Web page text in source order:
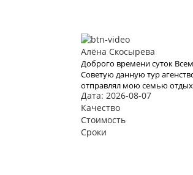
Алёна Скосырева
Доброго времени суток
Советую данную тур
отправлял мою семью
один раз Тур в Казань на 2
начале 2020 года, и второй раз
решили полететь на моря а
в Турцию, все понравилось,
рекомендовать.
Дата: 2026-08-07
Качество
Стоимость
Сроки